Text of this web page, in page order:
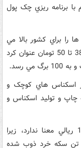
برنامه ريزي چک پول
را براي کشور بالا مي
برد، هزينه چاپ هر قطعه اسکناس در کشور را 38 تا 50 تومان عنوان کرد
رسد.
اسکناس هاي کوچک و
چاپ و توليد اسکناس و
به گفته وي ضرب سکه هاي 50 ريالي و 100 ريالي معنا ندارد، زيرا
مي شود که مثلا در شرق تهران 200 تن سکه خرد ذوب شده